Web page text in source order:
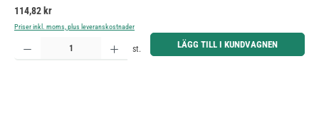
Ordinarie pris:
114,82 kr
Priser inkl. moms, plus leveranskostnader
Produktkvantitet: Ange önskat belopp eller använd knapparna för att öka eller minska kvantiteten.
st. LÄGG TILL I KUNDVAGNEN